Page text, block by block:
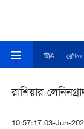
টিভি রেডিও
রাশিয়ার
10:57:17 03-Jun-